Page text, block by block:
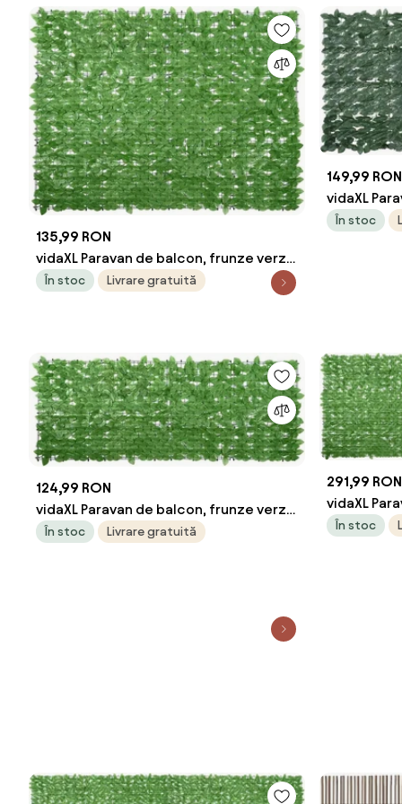
135,99 RON
vidaXL Paravan de balcon, frunze verzi,
200x150 cm
În stoc Livrare gratuită
149,99 RON
vidaXL
închis,
În stoc
124,99 RON
vidaXL Paravan de balcon, frunze verzi,
200x75 cm
În stoc Livrare gratuită
291,99 RON
vidaXL
400x150
În stoc